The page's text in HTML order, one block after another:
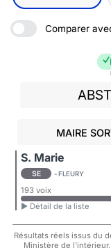
Comparer
MAIRE
S. Marie
SE - FLEURY
193 voix
► Détail de la liste
Résultats réels issus du
Ministère de